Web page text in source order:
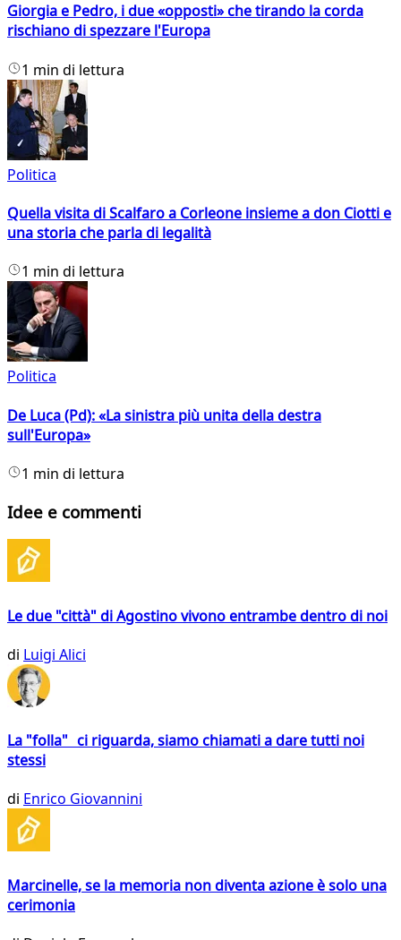
Giorgia e Pedro, i due «opposti» che tirando la corda
rischiano di spezzare l'Europa
1 min di lettura
Politica
Quella visita di Scalfaro a Corleone insieme a don Ciotti e
una storia che parla di legalità
1 min di lettura
Politica
De Luca (Pd): «La sinistra più unita della destra
sull'Europa»
1 min di lettura
Idee e commenti
Le due "città" di Agostino vivono entrambe dentro di noi
di Luigi Alici
La "folla" ci riguarda, siamo chiamati a dare tutti noi
stessi
di Enrico Giovannini
Marcinelle, se la memoria non diventa azione è solo una
cerimonia